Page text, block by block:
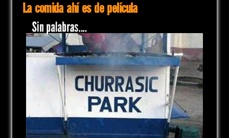
La comida ahí es de película